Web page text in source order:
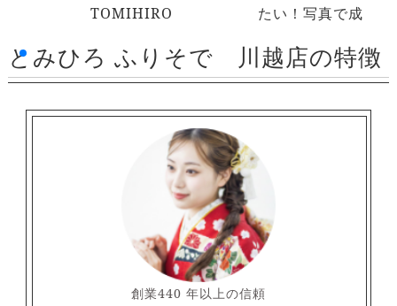
TOMIHIRO
たい！写真で成
とみひろ ふりそで 川越店の特徴
創業440 年以上の信頼